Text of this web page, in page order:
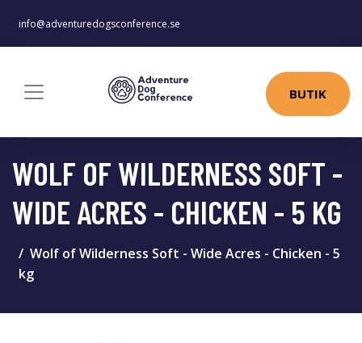
info@adventuredogsconference.se
BUTIK
WOLF OF WILDERNESS SOFT -
WIDE ACRES - CHICKEN - 5 KG
Wolf of Wilderness Soft - Wide Acres - Chicken - 5
kg